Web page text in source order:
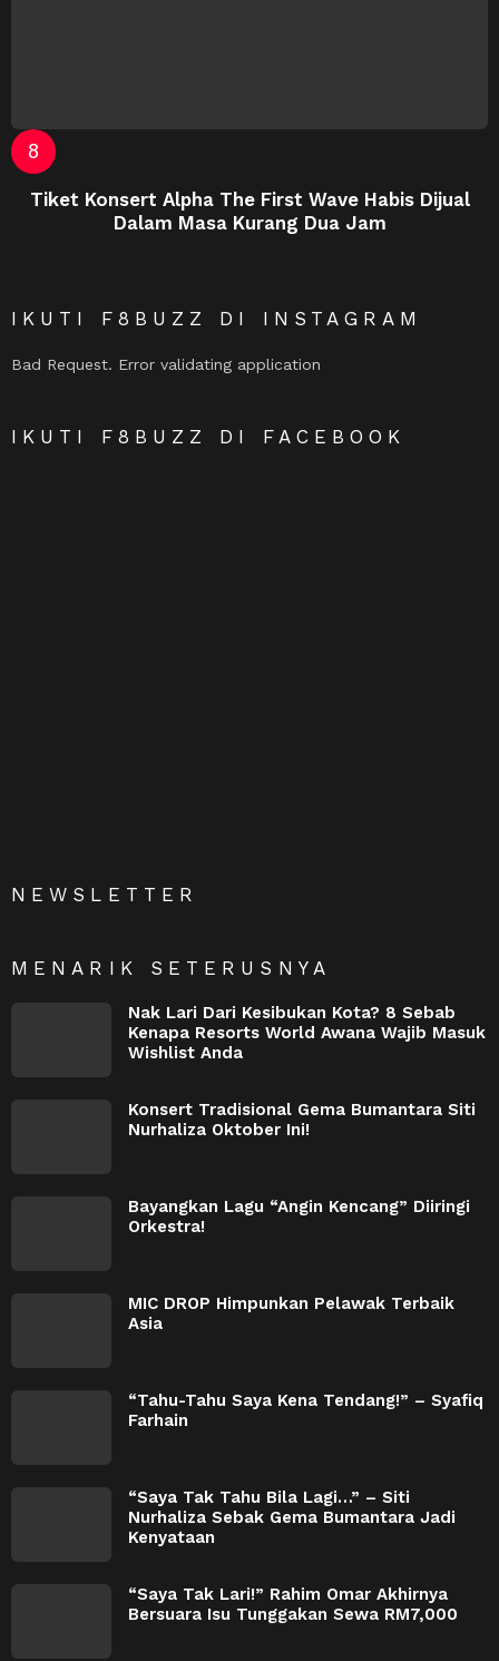
Tiket Konsert Alpha The First Wave Habis Dijual
Dalam Masa Kurang Dua Jam
IKUTI F8BUZZ DI INSTAGRAM
Bad Request. Error validating application
IKUTI F8BUZZ DI FACEBOOK
NEWSLETTER
MENARIK SETERUSNYA
Nak Lari Dari Kesibukan Kota? 8 Sebab
Kenapa Resorts World Awana Wajib Masuk
Wishlist Anda
Konsert Tradisional Gema Bumantara Siti
Nurhaliza Oktober Ini!
Bayangkan Lagu “Angin Kencang” Diiringi
Orkestra!
MIC DROP Himpunkan Pelawak Terbaik
Asia
“Tahu-Tahu Saya Kena Tendang!” – Syafiq
Farhain
“Saya Tak Tahu Bila Lagi…” – Siti
Nurhaliza Sebak Gema Bumantara Jadi
Kenyataan
“Saya Tak Lari!” Rahim Omar Akhirnya
Bersuara Isu Tunggakan Sewa RM7,000